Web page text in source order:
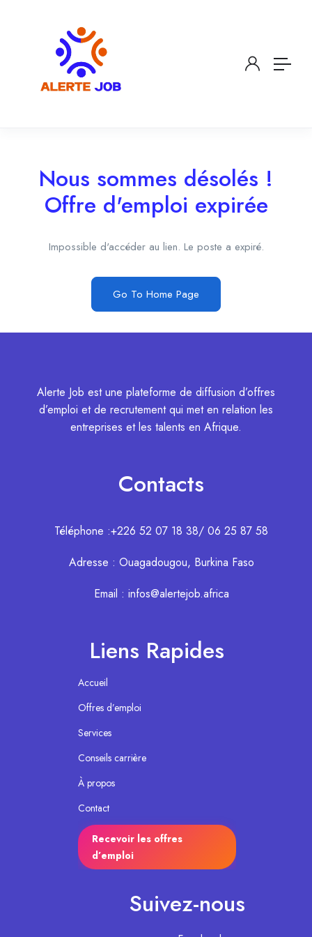
Nous sommes désolés !
Offre d'emploi expirée
Impossible d'accéder au lien. Le poste a expiré.
Go To Home Page
Alerte Job est une plateforme de diffusion d’offres
d’emploi et de recrutement qui met en relation les
entreprises et les talents en Afrique.
Contacts
Téléphone :+226 52 07 18 38/ 06 25 87 58
Adresse : Ouagadougou, Burkina Faso
Email : infos@alertejob.africa
Liens Rapides
Accueil
Offres d’emploi
Services
Conseils carrière
À propos
Contact
Recevoir les offres
d’emploi
Suivez-nous